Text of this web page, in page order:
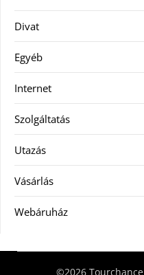
Divat
Egyéb
Internet
Szolgáltatás
Utazás
Vásárlás
Webáruház
©2026 Tourchance